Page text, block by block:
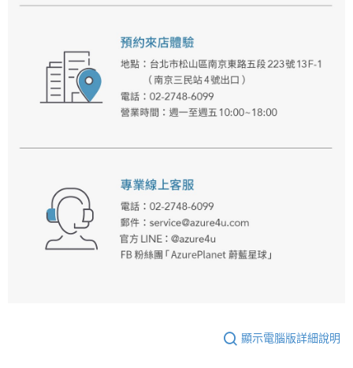
顯示電腦版詳細說明